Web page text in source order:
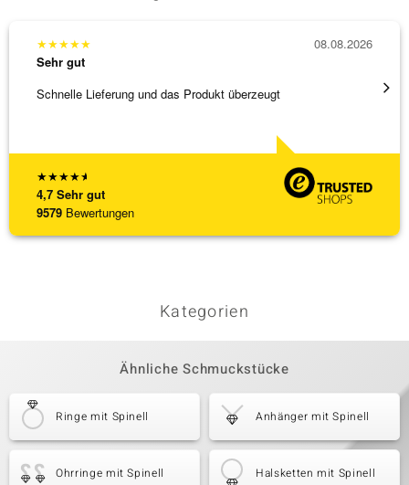
★★★★★
4,7 Sehr gut
9579 Bewertungen
★★★★★
Sehr gut
Schnelle Lieferung und das Produkt überzeugt
08.08.2026
Kategorien
Ähnliche Schmuckstücke
Ringe mit Spinell Anhänger mit Spinell
Ohrringe mit Spinell Halsketten mit Spinell